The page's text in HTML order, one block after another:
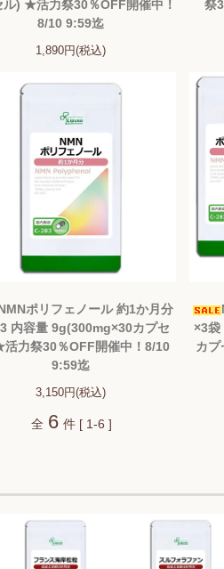
ル) ★活力祭30％OFF開催中！
8/10 9:59迄
1,890円(税込)
祭
ポリフェノール 約1か月分
内容量 9g(300mg×30カプセ
力祭30％OFF開催中！8/10
9:59迄
3,150円(税込)
×3
カ
全 6 件 [ 1-6 ]